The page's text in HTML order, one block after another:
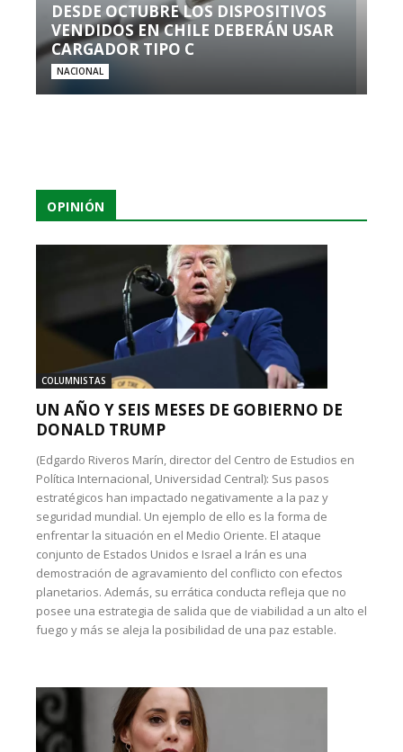
DESDE OCTUBRE LOS DISPOSITIVOS
VENDIDOS EN CHILE DEBERÁN USAR
CARGADOR TIPO C
NACIONAL
OPINIÓN
COLUMNISTAS
UN AÑO Y SEIS MESES DE GOBIERNO DE
DONALD TRUMP
(Edgardo Riveros Marín, director del Centro de Estudios en
Política Internacional, Universidad Central): Sus pasos
estratégicos han impactado negativamente a la paz y
seguridad mundial. Un ejemplo de ello es la forma de
enfrentar la situación en el Medio Oriente. El ataque
conjunto de Estados Unidos e Israel a Irán es una
demostración de agravamiento del conflicto con efectos
planetarios. Además, su errática conducta refleja que no
posee una estrategia de salida que de viabilidad a un alto el
fuego y más se aleja la posibilidad de una paz estable.